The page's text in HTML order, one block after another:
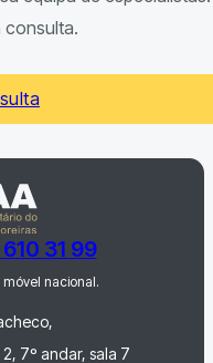
consulta.
610 31 99
nacional.
7º andar, sala 7